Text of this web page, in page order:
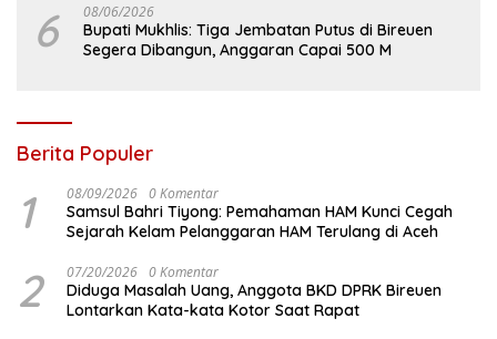
6 08/06/2026
Bupati Mukhlis: Tiga Jembatan Putus di Bireuen
Segera Dibangun, Anggaran Capai 500 M
Berita Populer
1 08/09/2026 0 Komentar
Samsul Bahri Tiyong: Pemahaman HAM Kunci Cegah
Sejarah Kelam Pelanggaran HAM Terulang di Aceh
2 07/20/2026 0 Komentar
Diduga Masalah Uang, Anggota BKD DPRK Bireuen
Lontarkan Kata-kata Kotor Saat Rapat